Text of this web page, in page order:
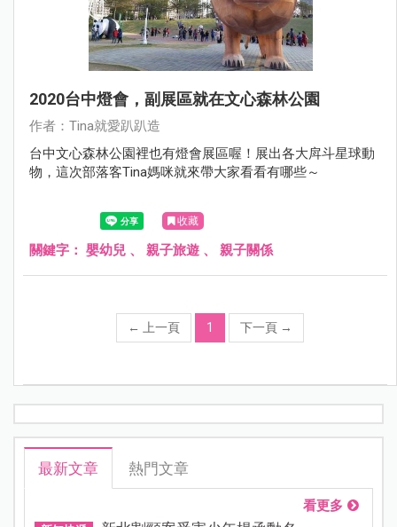
2020台中燈會，副展區就在文心森林公園
作者：Tina就愛趴趴造
台中文心森林公園裡也有燈會展區喔！展出各大戽斗星球動
物，這次部落客Tina媽咪就來帶大家看看有哪些～
收藏
關鍵字： 嬰幼兒 、 親子旅遊 、 親子關係
← 上一頁 1 下一頁 →
最新文章 熱門文章
看更多